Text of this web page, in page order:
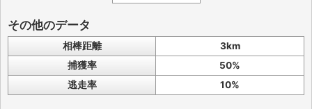
その他のデータ
相棒距離
3km
捕獲率
50%
逃走率
10%